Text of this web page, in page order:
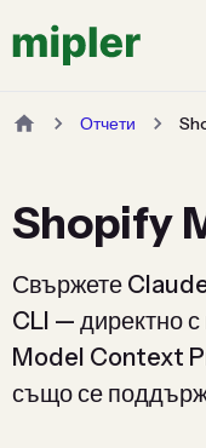
Отчети
Shopify
Свържете
CLI — директно
Model Context
също се